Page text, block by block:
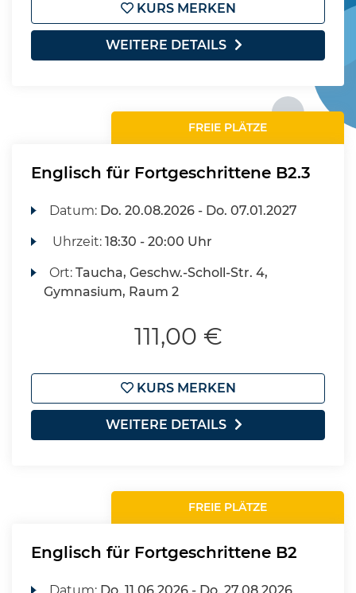
KURS MERKEN
WEITERE DETAILS
FREIE PLÄTZE
Englisch für Fortgeschrittene B2.3
Datum: Do. 20.08.2026 - Do. 07.01.2027
Uhrzeit:18:30 - 20:00 Uhr
Ort:Taucha, Geschw.-Scholl-Str. 4,
Gymnasium, Raum 2
111,00 €
KURS MERKEN
WEITERE DETAILS
FREIE PLÄTZE
Englisch für Fortgeschrittene B2